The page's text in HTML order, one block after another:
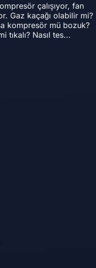
çalışıyor, fan
Gaz kaçağı olabilir mi?
kompresör mü bozuk?
tıkalı? Nasıl tes...